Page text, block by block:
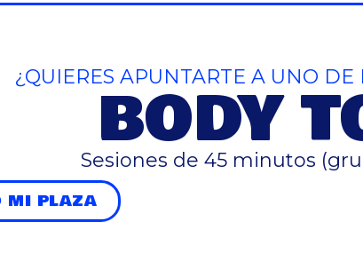
¿QUIERES APUNTARTE A UNO DE
BODY
Sesiones de 45 minutos
MI PLAZA